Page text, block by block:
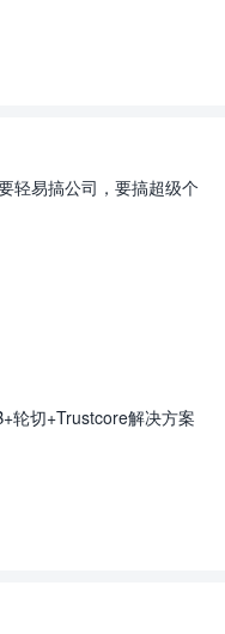
轻易搞公司，要搞超级个
轮切+Trustcore解决方案